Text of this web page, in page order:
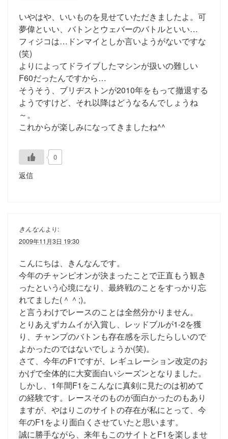
いやはや、いいものを見せていただきましたよ。可
夢偉といい、バトンとウェバーのバトルといい…
フィジコは…ドンマイとしか言いようがないですな
(笑)
よりによってドライブしたマシンが扱いの難しい
F60だったんですから…
そうそう、ブリヂストンが2010年をもって撤退する
ようですけど、それ以降はどうなるんでしょうね
～。
これからが楽しみになってきましたね^^
0
返信
きんなんより:
2009年11月3日 19:30
こんにちは、きんなんです。
今年のチャンピオンが決まったことで正直もう観き
ったという心境になり、最終戦のことをすっかり忘
れてました(＾＾;)。
と言うわけでレースのことは全然分かりません。
とりあえずカムイが入賞し、レッドブルが1-2を獲
り、チャンプのバトンも存在感を示したらしいので
よかったのではないでしょうか(笑)。
さて、今年のF1ですが、レギュレーション改定のお
かげで全体的に大変面白いシーズンとなりました。
しかし、1年間F1をこんなに真剣に見たのは初めて
の経験です。レースそのものが面白かったのもあり
ますが、やはりこのサイトの存在が私にとって、今
年のF1をより面白くさせていたと思います。
誠に勝手ながら、来年もこのサイトとF1を楽しませ